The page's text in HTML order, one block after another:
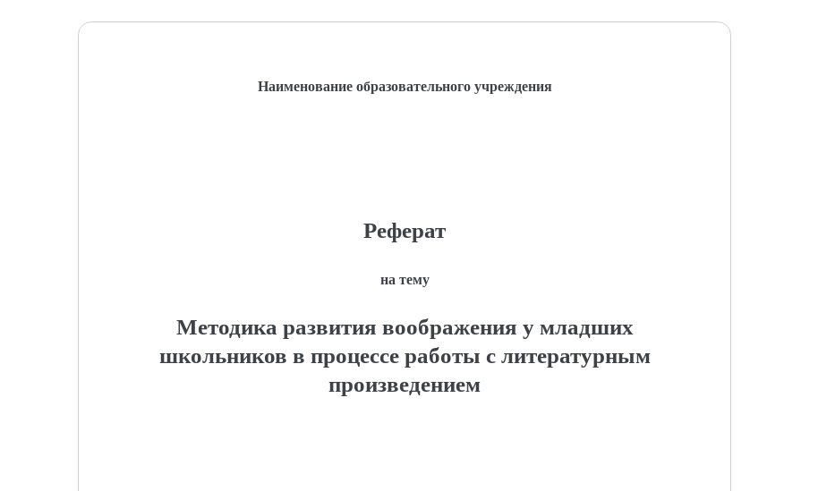
Наименование образовательного учреждения
Реферат
на тему
Методика развития воображения у младших
школьников в процессе работы с литературным
произведением